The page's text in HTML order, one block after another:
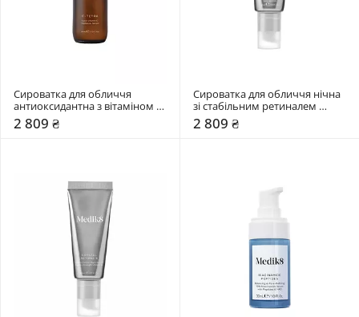
Сироватка для обличчя
антиоксидантна з вітаміном С
Medik8 30 мл
2 809 ₴
Сироватка для обличчя нічна
зі стабільним ретиналем
0,01% Medik8 30 мл
2 809 ₴